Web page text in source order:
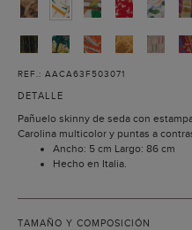
REF.: AACA63F503071
DETALLE
Pañuelo skinny de seda con
Carolina multicolor y puntas a
Ancho: 5 cm Largo: 86 cm
Hecho en Italia.
TAMAÑO Y COMPOSICIÓN